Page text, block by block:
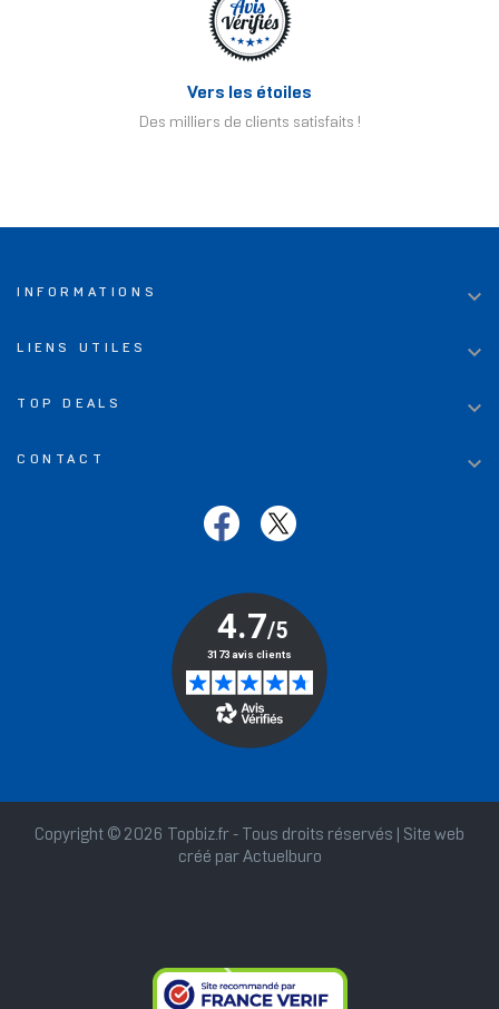
Vers les étoiles
Des milliers de clients satisfaits !
INFORMATIONS 
LIENS UTILES 
TOP DEALS 
CONTACT 
Copyright © 2026 Topbiz.fr - Tous droits réservés | Site web
créé par Actuelburo